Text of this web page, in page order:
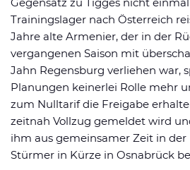
Trainingslager nach Österreich
Jahre alte Armenier, der in der
vergangenen Saison mit
Jahn Regensburg verliehen war,
Planungen keinerlei Rolle mehr
zum Nulltarif die Freigabe
zeitnah Vollzug gemeldet wird
ihm aus gemeinsamer Zeit in
Stürmer in Kürze in Osnabrück